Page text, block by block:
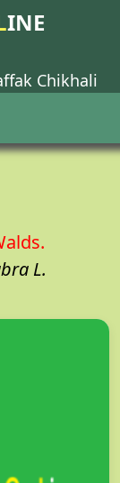
INE
Chikhali
L.